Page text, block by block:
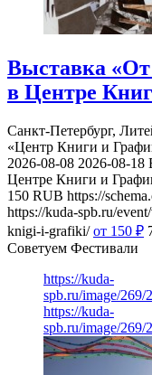
Выставка
в Центре
Санкт-Петербург,
«Центр Книги и
2026-08-08 2026-08-18
Центре Книги и
150 RUB https://
https://kuda-spb.ru/
knigi-i-grafiki/ от 150 ₽
Советуем Фестивали
https://kuda-
spb.ru/image/269/
https://kuda-
spb.ru/image/269/